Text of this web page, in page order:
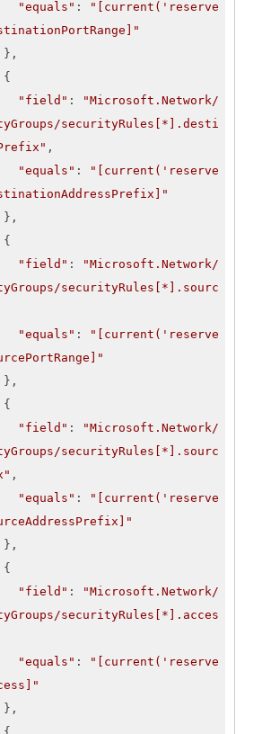
"equals" :
"[current('reserve
"field" :
"Microsoft.Network/
securityRules[*].desti
,
"equals" :
"[current('reserve
"field" :
"Microsoft.Network/
securityRules[*].sourc
"equals" :
"[current('reserve
"field" :
"Microsoft.Network/
securityRules[*].sourc
,
"equals" :
"[current('reserve
"field" :
"Microsoft.Network/
securityRules[*].acces
"equals" :
"[current('reserve